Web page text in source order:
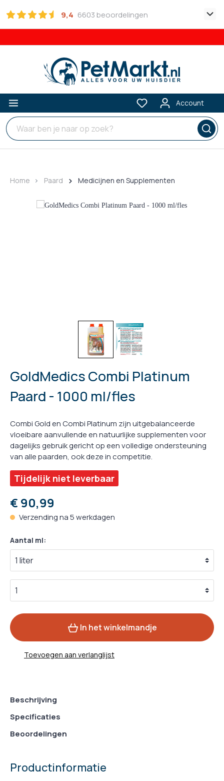
9,4 6603 beoordelingen
Account
Home Paard Medicijnen en Supplementen
GoldMedics Combi Platinum
Paard - 1000 ml/fles
Combi Gold en Combi Platinum zijn uitgebalanceerde
vloeibare aanvullende en natuurlijke supplementen voor
dagelijks gebruik gericht op een volledige ondersteuning
van alle paarden, ook deze in competitie.
Tijdelijk niet leverbaar
€ 90,99
Verzending na 5 werkdagen
Aantal ml:
In het winkelmandje
Toevoegen aan verlanglijst
Beschrijving
Specificaties
Beoordelingen
Productinformatie